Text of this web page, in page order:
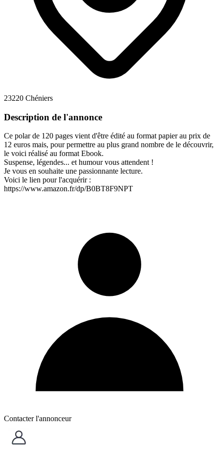
23220 Chéniers
Description de l'annonce
Ce polar de 120 pages vient d'être édité au format papier au prix de
12 euros mais, pour permettre au plus grand nombre de le découvrir,
le voici réalisé au format Ebook.
Suspense, légendes... et humour vous attendent !
Je vous en souhaite une passionnante lecture.
Voici le lien pour l'acquérir :
https://www.amazon.fr/dp/B0BT8F9NPT
Contacter l'annonceur